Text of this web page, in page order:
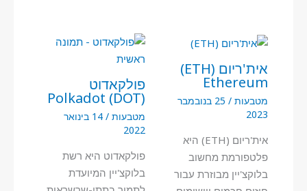
אית'ריום (ETH)
Ethereum
מטבעות /
25 בנובמבר
2023
אית'ריום (ETH) היא
פלטפורמת מחשוב
בלוקצ'יין מבוזרת עבור
פולקאדוט
Polkadot (DOT)
מטבעות /
14 בינואר
2022
פולקאדוט היא רשת
בלוקצ'יין המיועדת